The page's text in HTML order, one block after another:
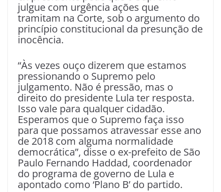
julgue com urgência ações que
tramitam na Corte, sob o argumento do
princípio constitucional da presunção de
inocência.
“Às vezes ouço dizerem que estamos
pressionando o Supremo pelo
julgamento. Não é pressão, mas o
direito do presidente Lula ter resposta.
Isso vale para qualquer cidadão.
Esperamos que o Supremo faça isso
para que possamos atravessar esse ano
de 2018 com alguma normalidade
democrática”, disse o ex-prefeito de São
Paulo Fernando Haddad, coordenador
do programa de governo de Lula e
apontado como ‘Plano B’ do partido.